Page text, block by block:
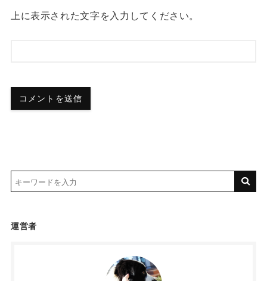
上に表示された文字を入力してください。
運営者